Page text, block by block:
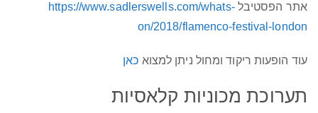
אתר הפסטיבלhttps://www.sadlerswells.com/whats-
on/2018/flamenco-festival-london
עוד הופעות ריקוד ומחול ניתן למצוא כאן
תערוכת מכוניות קלאסיות